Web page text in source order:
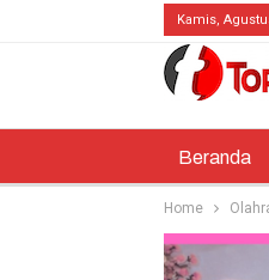
Kamis,
Beranda
Home